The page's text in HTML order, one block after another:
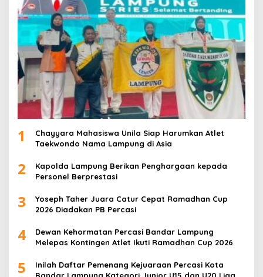
1
Chayyara Mahasiswa Unila Siap Harumkan Atlet
Taekwondo Nama Lampung di Asia
2
Kapolda Lampung Berikan Penghargaan kepada
Personel Berprestasi
3
Yoseph Taher Juara Catur Cepat Ramadhan Cup
2026 Diadakan PB Percasi
4
Dewan Kehormatan Percasi Bandar Lampung
Melepas Kontingen Atlet Ikuti Ramadhan Cup 2026
5
Inilah Daftar Pemenang Kejuaraan Percasi Kota